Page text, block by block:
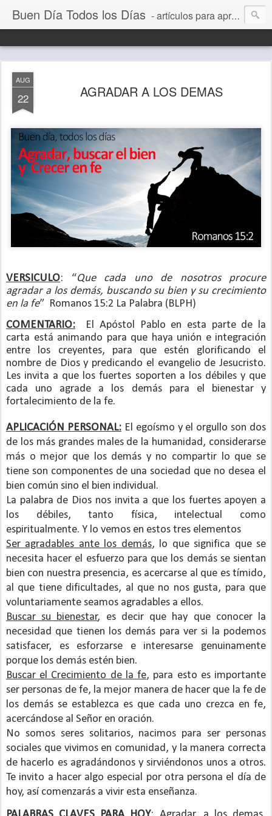
Buen Día Todos los Días - artículos para aprender a vivir mejor, un día a la vez. Por Juan C Quintero
AUG
22 AGRADAR A LOS DEMAS
VERSICULO: “Que cada uno de nosotros procure
agradar a los demás, buscando su bien y su crecimiento
en la fe” Romanos 15:2 La Palabra (BLPH)
COMENTARIO:
El Apóstol Pablo en esta parte de la
carta está animando para que haya unión e integración
entre los creyentes, para que estén glorificando el
nombre de Dios y predicando el evangelio de Jesucristo.
Les invita a que los fuertes soporten a los débiles y que
cada uno agrade a los demás para el bienestar y
fortalecimiento de la fe.
APLICACIÓN PERSONAL:El egoísmo y el orgullo son dos
de los más grandes males de la humanidad, considerarse
más o mejor que los demás y no compartir lo que se
tiene son componentes de una sociedad que no desea el
bien común sino el bien individual.
La palabra de Dios nos invita a que los fuertes apoyen a
los débiles, tanto física, intelectual como
espiritualmente. Y lo vemos en estos tres elementos
Ser agradables ante los demás, lo que significa que se
necesita hacer el esfuerzo para que los demás se sientan
bien con nuestra presencia, es acercarse al que es tímido,
al que tiene dificultades, al que no nos gusta, para que
voluntariamente seamos agradables a ellos.
Buscar su bienestar, es decir que hay que conocer la
necesidad que tienen los demás para ver si la podemos
satisfacer, es esforzarse e interesarse genuinamente
porque los demás estén bien.
Buscar el Crecimiento de la fe, para esto es importante
ser personas de fe, la mejor manera de hacer que la fe de
los demás se establezca es que cada uno crezca en fe,
acercándose al Señor en oración.
No somos seres solitarios, nacimos para ser personas
sociales que vivimos en comunidad, y la manera correcta
de hacerlo es agradándonos y sirviéndonos unos a otros.
Te invito a hacer algo especial por otra persona el día de
hoy, así comenzarás a vivir esta enseñanza.